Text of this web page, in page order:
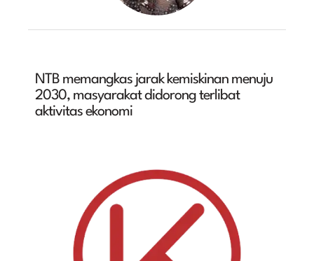
NTB memangkas jarak kemiskinan menuju
2030, masyarakat didorong terlibat
aktivitas ekonomi